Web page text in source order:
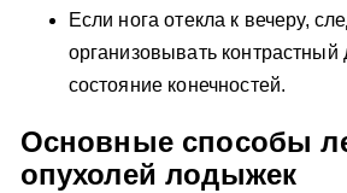
Если нога отекла к вечеру,
организовывать
состояние конечностей.
Основные способы
опухолей лодыжек